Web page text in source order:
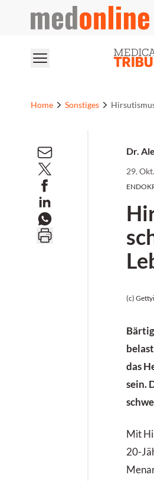
medonline
Home Sonstiges
Dr.
29.
(c)
das
sein.
Mit
20-